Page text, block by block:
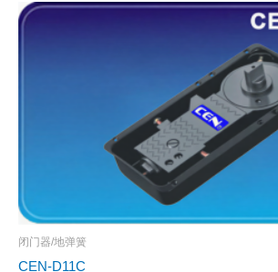
闭门器/地弹簧
CEN-D11C